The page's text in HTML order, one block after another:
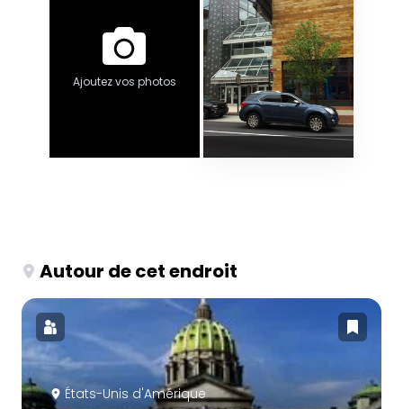
Ajoutez vos photos
Autour de cet endroit
États-Unis d'Amérique